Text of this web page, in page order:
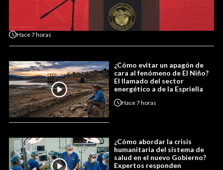
Hace7 horas
¿Cómo evitar un apagón de
cara al fenómeno de El Niño?
El llamado del sector
energético a de la Espriella
Hace7 horas
¿Cómo abordar la crisis
humanitaria del sistema de
salud en el nuevo Gobierno?
Expertos responden